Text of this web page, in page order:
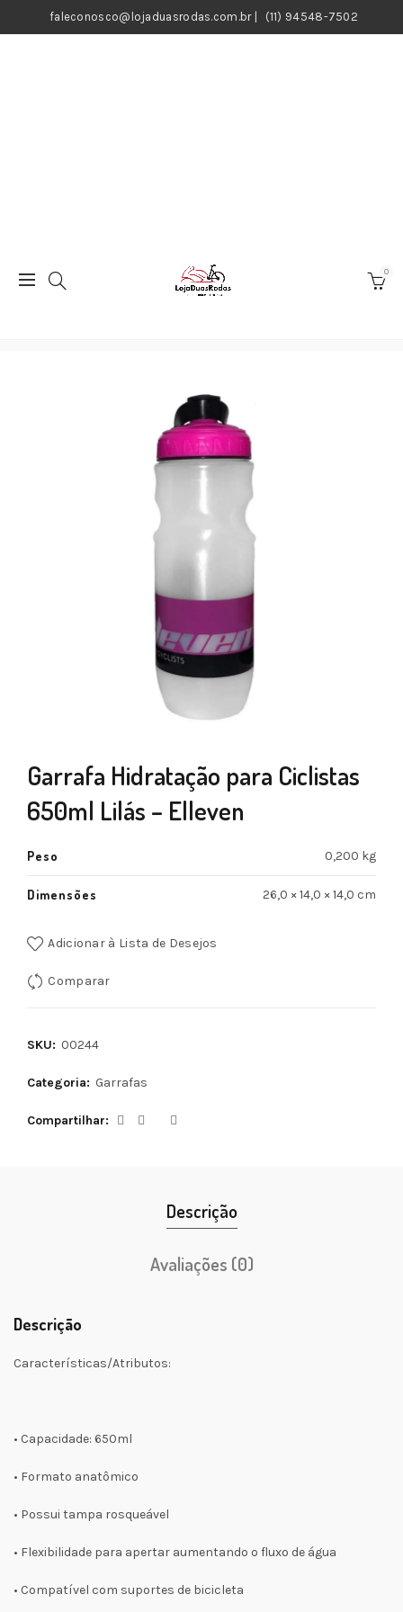
faleconosco@lojaduasrodas.com.br| (11) 94548-7502
0
Garrafa Hidratação para Ciclistas
650ml Lilás – Elleven
Peso 0,200 kg
Dimensões 26,0 × 14,0 × 14,0 cm
Adicionar à Lista de Desejos
Comparar
SKU: 00244
Categoria: Garrafas
Compartilhar
Descrição
Avaliações (0)
Descrição
Características/Atributos:
• Capacidade: 650ml
• Formato anatômico
• Possui tampa rosqueável
• Flexibilidade para apertar aumentando o fluxo de água
• Compatível com suportes de bicicleta